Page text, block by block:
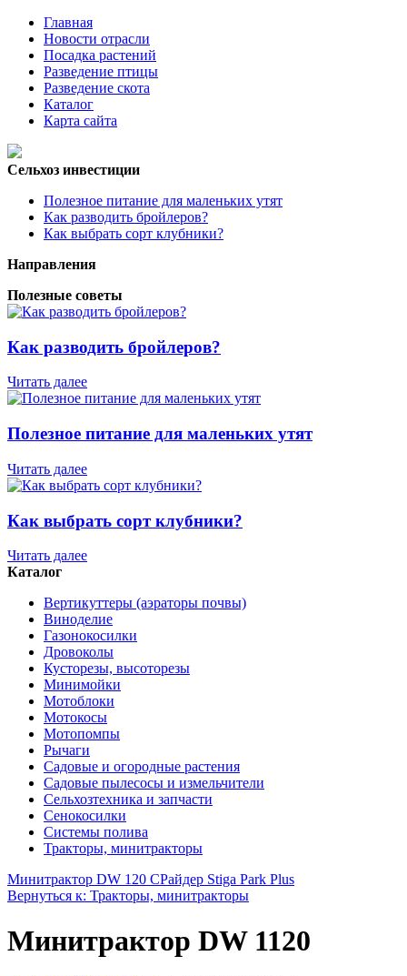
Главная
Новости отрасли
Посадка растений
Разведение птицы
Разведение скота
Каталог
Карта сайта
Сельхоз инвестиции
Полезное питание для маленьких утят
Как разводить бройлеров?
Как выбрать сорт клубники?
Направления
Полезные советы
Как разводить бройлеров?
Читать далее
Полезное питание для маленьких утят
Читать далее
Как выбрать сорт клубники?
Читать далее
Каталог
Вертикуттеры (аэраторы почвы)
Виноделие
Газонокосилки
Дровоколы
Кусторезы, высоторезы
Минимойки
Мотоблоки
Мотокосы
Мотопомпы
Рычаги
Садовые и огородные растения
Садовые пылесосы и измельчители
Сельхозтехника и запчасти
Сенокосилки
Системы полива
Тракторы, минитракторы
Минитрактор DW 120 СРайдер Stiga Park Plus
Вернуться к: Тракторы, минитракторы
Минитрактор DW 1120